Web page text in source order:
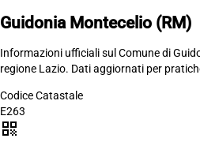
Guidonia Montecelio (RM)
Informazioni ufficiali sul Comune di
regione Lazio. Dati aggiornati per
Codice Catastale
E263
qr_code